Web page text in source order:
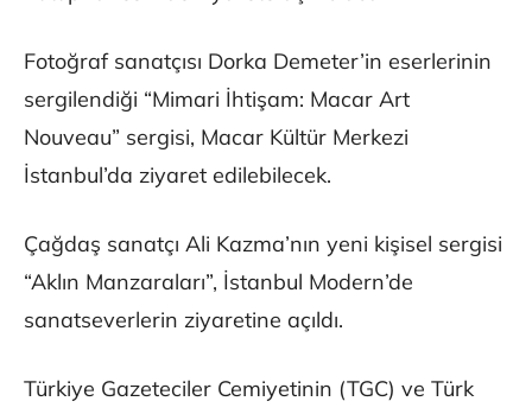
Fotoğraf sanatçısı Dorka Demeter’in eserlerinin
sergilendiği “Mimari İhtişam: Macar Art
Nouveau” sergisi, Macar Kültür Merkezi
İstanbul’da ziyaret edilebilecek.
Çağdaş sanatçı Ali Kazma’nın yeni kişisel sergisi
“Aklın Manzaraları”, İstanbul Modern’de
sanatseverlerin ziyaretine açıldı.
Türkiye Gazeteciler Cemiyetinin (TGC) ve Türk